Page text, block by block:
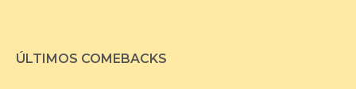
ÚLTIMOS COMEBACKS